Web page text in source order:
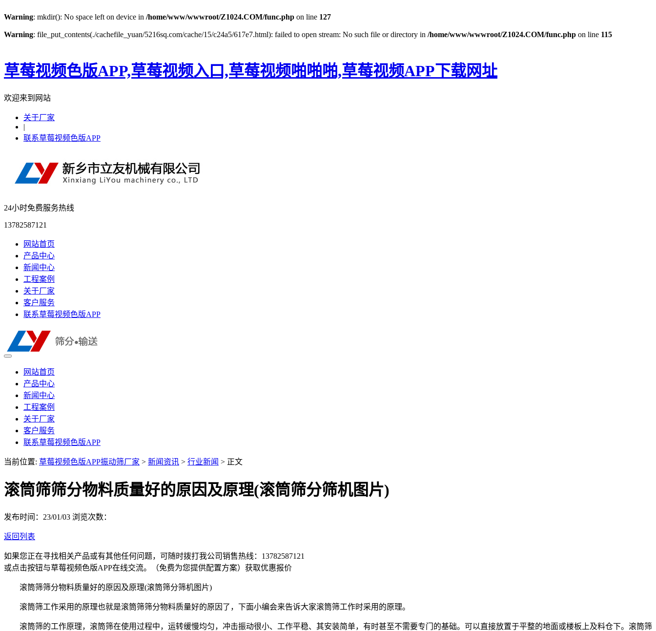
Warning: mkdir(): No space left on device in /home/www/wwwroot/Z1024.COM/func.php on line 127
Warning: file_put_contents(./cachefile_yuan/5216sq.com/cache/15/c24a5/617e7.html): failed to open stream: No such file or directory in /home/www/wwwroot/Z1024.COM/func.php on line 115
草莓视频色版APP,草莓视频入口,草莓视频啪啪啪,草莓视频APP下载网址
欢迎来到网站
关于厂家
|
联系草莓视频色版APP
24小时免费服务热线
13782587121
网站首页
产品中心
新闻中心
工程案例
关于厂家
客户服务
联系草莓视频色版APP
网站首页
产品中心
新闻中心
工程案例
关于厂家
客户服务
联系草莓视频色版APP
当前位置: 草莓视频色版APP振动筛厂家 > 新闻资讯 > 行业新闻 > 正文
滚筒筛筛分物料质量好的原因及原理(滚筒筛分筛机图片)
发布时间：23/01/03 浏览次数：
返回列表
如果您正在寻找相关产品或有其他任何问题，可随时拨打我公司销售热线： 13782587121
或点击按钮与草莓视频色版APP在线交流。（免费为您提供配置方案） 获取优惠报价
滚筒筛筛分物料质量好的原因及原理(滚筒筛分筛机图片)
滚筒筛工作采用的原理也就是滚筒筛筛分物料质量好的原因了，下面小编会来告诉大家滚筒筛工作时采用的原理。
滚筒筛的工作原理，滚筒筛在使用过程中，运转缓慢均匀，冲击振动很小、工作平稳、其安装简单，有时甚至不需要专门的基础。可以直接放置于平整的地面或楼板上及料仓下。滚筒筛